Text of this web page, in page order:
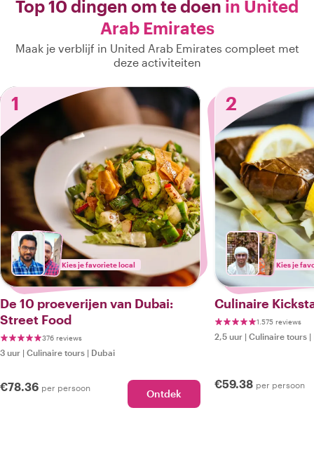
Top 10 dingen om te doen in United
Arab Emirates
Maak je verblijf in United Arab Emirates compleet met
deze activiteiten
1
Kies je favoriete local
De 10 proeverijen van Dubai:
Street Food
376 reviews
3 uur | Culinaire tours | Dubai
€78.36 per persoon Ontdek
2
Kies je
Culinaire
1.575 reviews
2,5 uur | Culinaire tours |
€59.38 per persoon